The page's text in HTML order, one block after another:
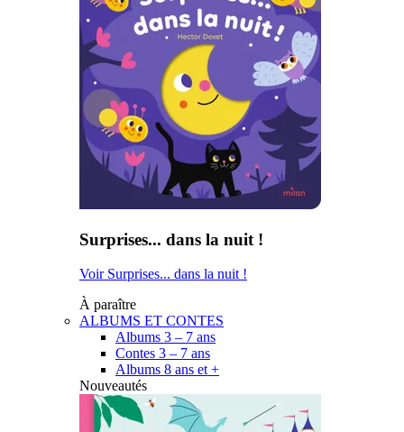
Surprises... dans la nuit !
Voir Surprises... dans la nuit !
À paraître
ALBUMS ET CONTES
Albums 3 – 7 ans
Contes 3 – 7 ans
Albums 8 ans et +
Nouveautés